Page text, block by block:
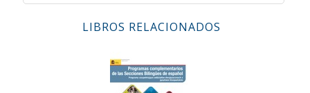
LIBROS RELACIONADOS